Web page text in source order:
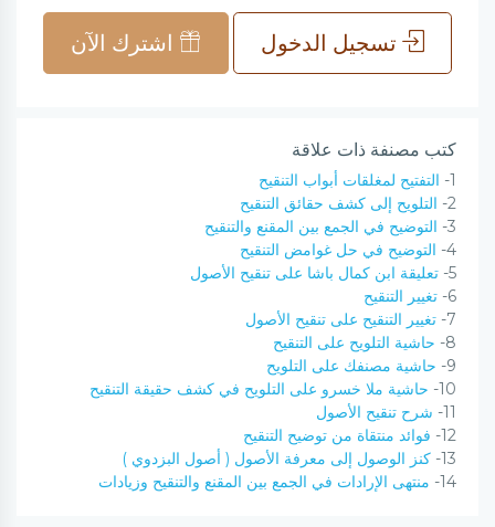
تسجيل الدخول اشترك الآن
كتب مصنفة ذات علاقة
1- التفتيح لمغلقات أبواب التنقيح
2- التلويح إلى كشف حقائق التنقيح
3- التوضيح في الجمع بين المقنع والتنقيح
4- التوضيح في حل غوامض التنقيح
5- تعليقة ابن كمال باشا على تنقيح الأصول
6- تغيير التنقيح
7- تغيير التنقيح على تنقيح الأصول
8-
حاشية التلويح على التنقيح
9-
حاشية مصنفك على التلويح
10- حاشية ملا خسرو على التلويح في كشف حقيقة التنقيح
11- شرح تنقيح الأصول
12- فوائد منتقاة من توضيح التنقيح
13- كنز الوصول إلى معرفة الأصول ( أصول البزدوي )
14- منتهى الإرادات في الجمع بين المقنع والتنقيح وزيادات